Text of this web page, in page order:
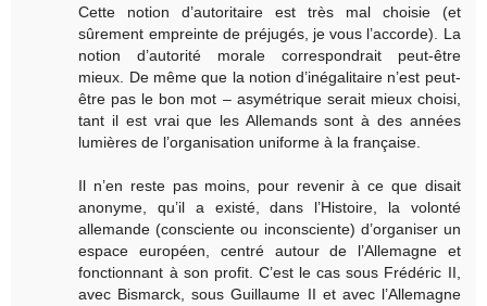
Cette notion d’autoritaire est très mal choisie (et
sûrement empreinte de préjugés, je vous l’accorde). La
notion d’autorité morale correspondrait peut-être
mieux. De même que la notion d’inégalitaire n’est peut-
être pas le bon mot – asymétrique serait mieux choisi,
tant il est vrai que les Allemands sont à des années
lumières de l’organisation uniforme à la française.
Il n’en reste pas moins, pour revenir à ce que disait
anonyme, qu’il a existé, dans l’Histoire, la volonté
allemande (consciente ou inconsciente) d’organiser un
espace européen, centré autour de l’Allemagne et
fonctionnant à son profit. C’est le cas sous Frédéric II,
avec Bismarck, sous Guillaume II et avec l’Allemagne